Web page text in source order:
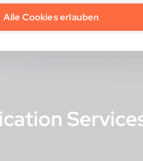
Alle Cookies erlauben